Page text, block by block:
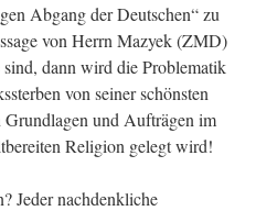
Abgang der Deutschen“ zu
von Herrn Mazyek (ZMD)
dann wird die Problematik
von seiner schönsten
Grundlagen und Aufträgen im
Religion gelegt wird!
Jeder nachdenkliche